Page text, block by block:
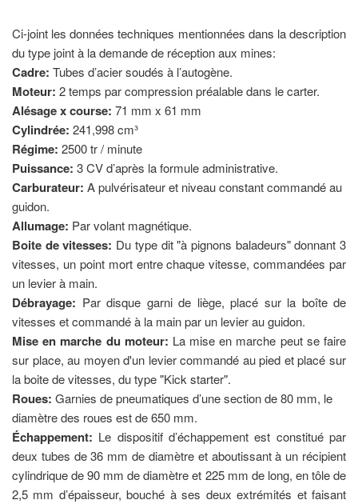
Ci-joint les données techniques mentionnées dans la description
du type joint à la demande de réception aux mines:
Cadre: Tubes d’acier soudés à l’autogène.
Moteur: 2 temps par compression préalable dans le carter.
Alésage x course: 71 mm x 61 mm
Cylindrée: 241,998 cm³
Régime: 2500 tr / minute
Puissance: 3 CV d’après la formule administrative.
Carburateur: A pulvérisateur et niveau constant commandé au
guidon.
Allumage: Par volant magnétique.
Boite de vitesses: Du type dit "à pignons baladeurs" donnant 3
vitesses, un point mort entre chaque vitesse, commandées par
un levier à main.
Débrayage: Par disque garni de liège, placé sur la boîte de
vitesses et commandé à la main par un levier au guidon.
Mise en marche du moteur: La mise en marche peut se faire
sur place, au moyen d'un levier commandé au pied et placé sur
la boite de vitesses, du type "Kick starter".
Roues: Garnies de pneumatiques d’une section de 80 mm, le
diamètre des roues est de 650 mm.
Échappement: Le dispositif d’échappement est constitué par
deux tubes de 36 mm de diamètre et aboutissant à un récipient
cylindrique de 90 mm de diamètre et 225 mm de long, en tôle de
2,5 mm d’épaisseur, bouché à ses deux extrémités et faisant